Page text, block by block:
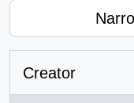
Creator